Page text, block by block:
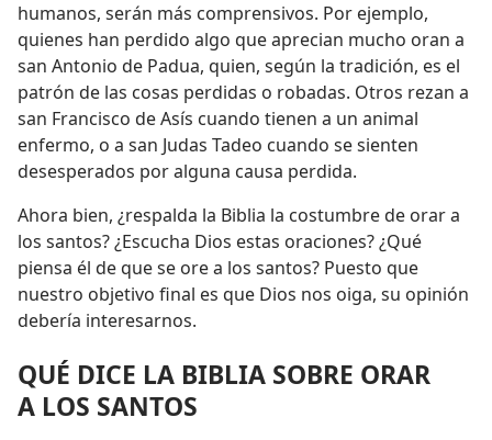
humanos, serán más comprensivos. Por ejemplo,
quienes han perdido algo que aprecian mucho oran a
san Antonio de Padua, quien, según la tradición, es el
patrón de las cosas perdidas o robadas. Otros rezan a
san Francisco de Asís cuando tienen a un animal
enfermo, o a san Judas Tadeo cuando se sienten
desesperados por alguna causa perdida.
Ahora bien, ¿respalda la Biblia la costumbre de orar a
los santos? ¿Escucha Dios estas oraciones? ¿Qué
piensa él de que se ore a los santos? Puesto que
nuestro objetivo final es que Dios nos oiga, su opinión
debería interesarnos.
QUÉ DICE LA BIBLIA SOBRE ORAR
A LOS SANTOS